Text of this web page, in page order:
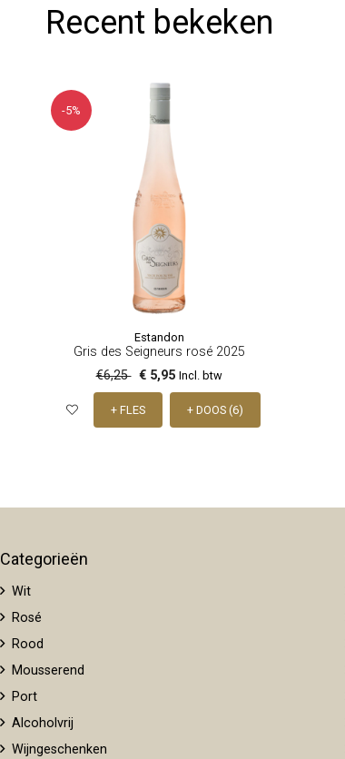
Recent bekeken
-5%
Estandon
Gris des Seigneurs rosé 2025
€6,25 € 5,95 Incl. btw
+ FLES + DOOS (6)
Categorieën
Wit
Rosé
Rood
Mousserend
Port
Alcoholvrij
Wijngeschenken